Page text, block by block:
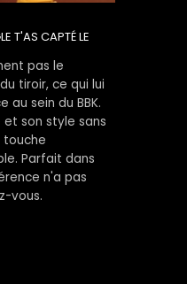
T'AS CAPTÉ LE
pas le
tiroir, ce qui lui
au sein du BBK.
et son style sans
Parfait dans
n'a pas
vous.